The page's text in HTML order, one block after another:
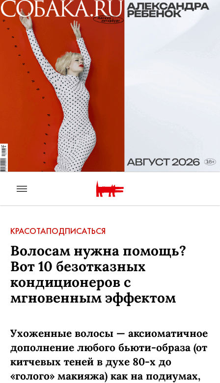
КРАСОТАПОДПИСАТЬСЯ
Волосам нужна помощь?
Вот 10 безотказных
кондиционеров с
мгновенным эффектом
Ухоженные волосы — аксиоматичное
дополнение любого бьюти-образа (от
китчевых теней в духе 80-х до
«голого» макияжа) как на подиумах,